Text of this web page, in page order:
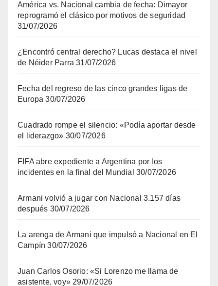
América vs. Nacional cambia de fecha: Dimayor
reprogramó el clásico por motivos de seguridad
31/07/2026
¿Encontró central derecho? Lucas destaca el nivel
de Néider Parra 31/07/2026
Fecha del regreso de las cinco grandes ligas de
Europa 30/07/2026
Cuadrado rompe el silencio: «Podía aportar desde
el liderazgo» 30/07/2026
FIFA abre expediente a Argentina por los
incidentes en la final del Mundial 30/07/2026
Armani volvió a jugar con Nacional 3.157 días
después 30/07/2026
La arenga de Armani que impulsó a Nacional en El
Campín 30/07/2026
Juan Carlos Osorio: «Si Lorenzo me llama de
asistente, voy» 29/07/2026